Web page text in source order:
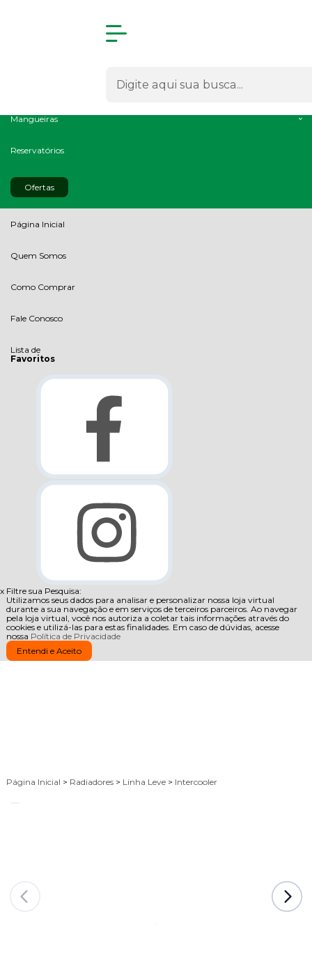
Mangueiras
Reservatórios
Ofertas
Página Inicial
Quem Somos
Como Comprar
Fale Conosco
Lista de
Favoritos
x Filtre sua Pesquisa:
Utilizamos seus dados para analisar e personalizar nossa loja virtual
durante a sua navegação e em serviços de terceiros parceiros. Ao navegar
pela loja virtual, você nos autoriza a coletar tais informações através do
cookies e utilizá-las para estas finalidades. Em caso de dúvidas, acesse
nossa Política de Privacidade
Entendi e Aceito
Página Inicial > Radiadores > Linha Leve > Intercooler